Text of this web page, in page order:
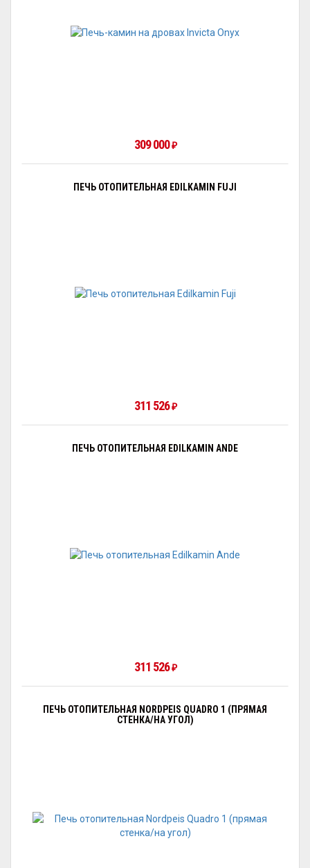
309 000 ₽
ПЕЧЬ ОТОПИТЕЛЬНАЯ EDILKAMIN FUJI
311 526 ₽
ПЕЧЬ ОТОПИТЕЛЬНАЯ EDILKAMIN ANDE
311 526 ₽
ПЕЧЬ ОТОПИТЕЛЬНАЯ NORDPEIS QUADRO 1 (ПРЯМАЯ
СТЕНКА/НА УГОЛ)